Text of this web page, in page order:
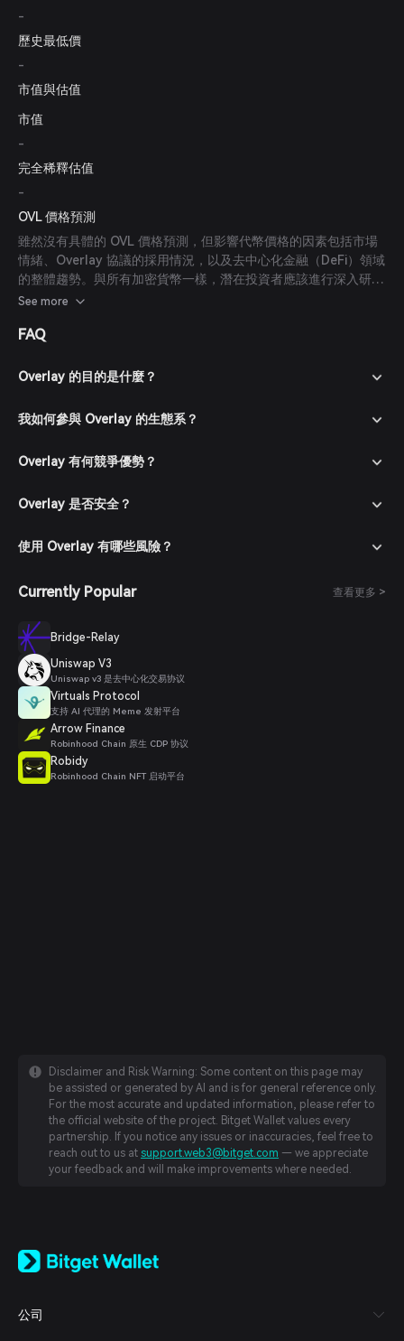
-
歷史最低價
-
市值與估值
市值
-
完全稀釋估值
-
OVL 價格預測
雖然沒有具體的 OVL 價格預測，但影響代幣價格的因素包括市場
情緒、Overlay 協議的採用情況，以及去中心化金融（DeFi）領域
的整體趨勢。與所有加密貨幣一樣，潛在投資者應該進行深入研究
並考慮市場動態後再做投資決策。
See more
FAQ
Overlay 的目的是什麼？
我如何參與 Overlay 的生態系？
Overlay 有何競爭優勢？
Overlay 是否安全？
使用 Overlay 有哪些風險？
Currently Popular 查看更多 >
Bridge-Relay
Uniswap V3
Uniswap v3 是去中心化交易协议
Virtuals Protocol
支持 AI 代理的 Meme 发射平台
Arrow Finance
Robinhood Chain 原生 CDP 协议
Robidy
Robinhood Chain NFT 启动平台
Disclaimer and Risk Warning: Some content on this page may
be assisted or generated by AI and is for general reference only.
For the most accurate and updated information, please refer to
the official website of the project. Bitget Wallet values every
partnership. If you notice any issues or inaccuracies, feel free to
reach out to us at support.web3@bitget.com — we appreciate
your feedback and will make improvements where needed.
日本語
Español (Latinoamérica)
公司